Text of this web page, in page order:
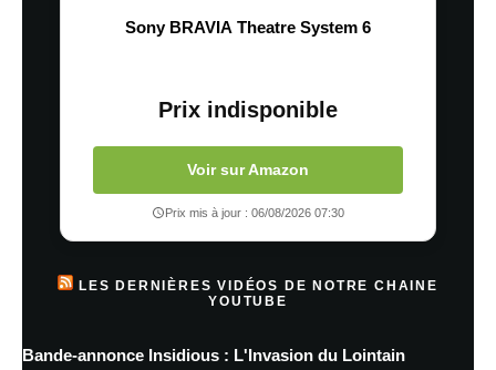
Sony BRAVIA Theatre System 6
Prix indisponible
Voir sur Amazon
Prix mis à jour : 06/08/2026 07:30
LES DERNIÈRES VIDÉOS DE NOTRE CHAINE
YOUTUBE
Bande-annonce Insidious : L'Invasion du Lointain